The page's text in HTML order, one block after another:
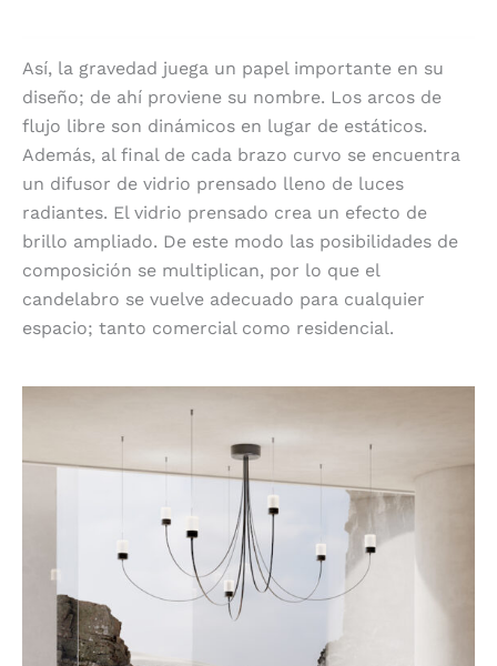
Así, la gravedad juega un papel importante en su
diseño; de ahí proviene su nombre. Los arcos de
flujo libre son dinámicos en lugar de estáticos.
Además, al final de cada brazo curvo se encuentra
un difusor de vidrio prensado lleno de luces
radiantes. El vidrio prensado crea un efecto de
brillo ampliado. De este modo las posibilidades de
composición se multiplican, por lo que el
candelabro se vuelve adecuado para cualquier
espacio; tanto comercial como residencial.